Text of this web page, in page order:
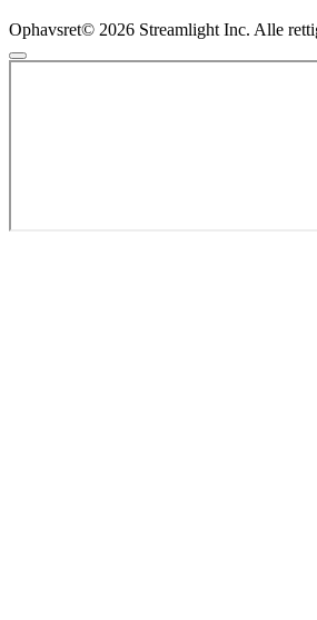
Ophavsret© 2026 Streamlight Inc. Alle